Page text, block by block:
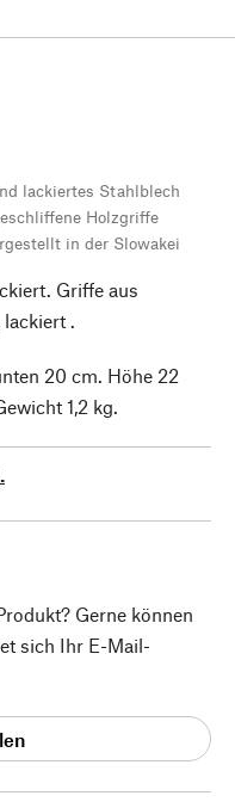
lackiertes Stahlblech
Holzgriffe
in der Slowakei
Griffe aus
.
20 cm. Höhe 22
1,2 kg.
Gerne können
sich Ihr E-Mail-